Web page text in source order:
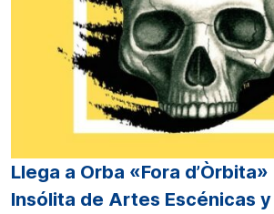
Llega a Orba «Fora
Insólita de Artes Escénicas y